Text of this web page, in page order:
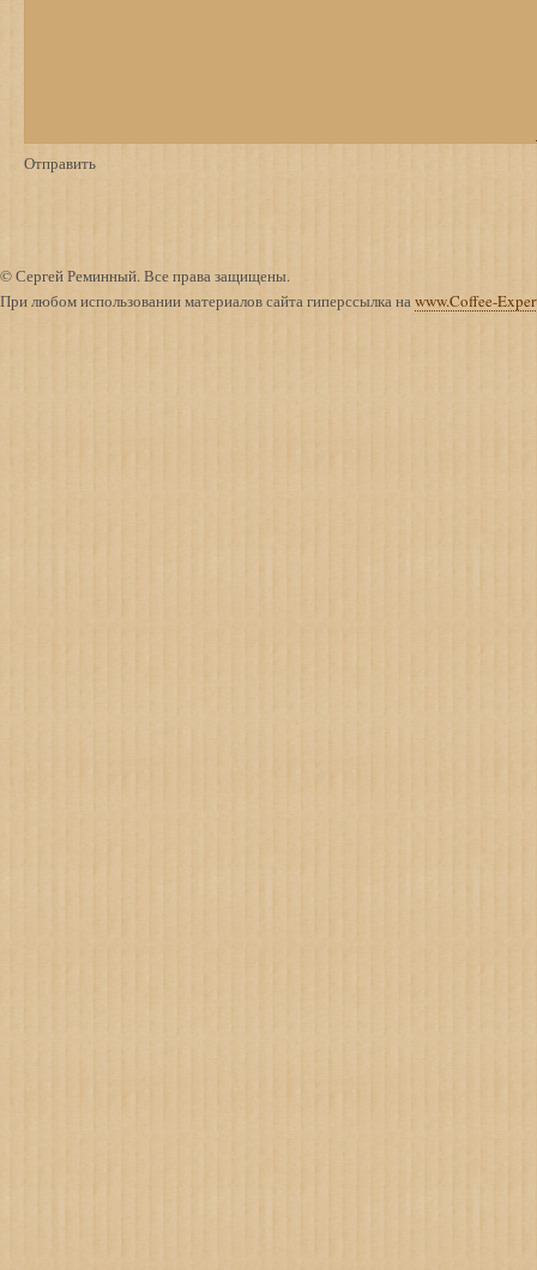
© Сергей Реминный. Все права защищены.
При любом использовании материалов сайта гиперссылка наwww.Coffee-